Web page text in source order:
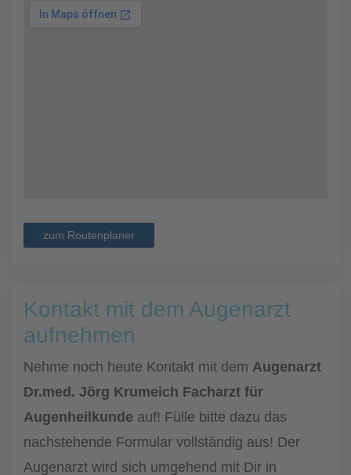
zum Routenplaner
Kontakt mit dem Augenarzt
aufnehmen
Nehme noch heute Kontakt mit dem Augenarzt
Dr.med. Jörg Krumeich Facharzt für
Augenheilkunde auf! Fülle bitte dazu das
nachstehende Formular vollständig aus! Der
Augenarzt wird sich umgehend mit Dir in